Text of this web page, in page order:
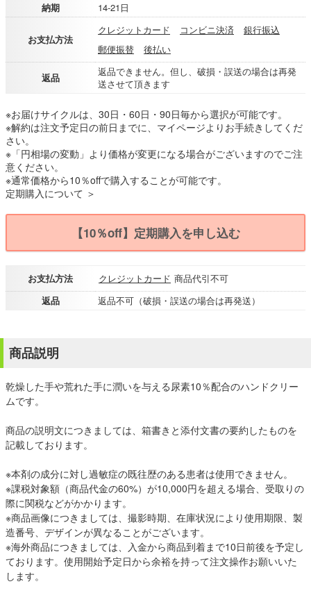
納期
14-21日
お支払方法
クレジットカード コンビニ決済
銀行振込
郵便振替
後払い
返品
返品できません。但し、破損・誤送の場合は再発
送させて頂きます
※お届けサイクルは、30日・60日・90日毎から選択が可能です。
※解約は注文予定日の前日までに、マイページよりお手続きしてくだ
さい。
※「円相場の変動」より価格が変更になる場合がございますのでご注
意ください。
※通常価格から10％offで購入することが可能です。
定期購入について ＞
【10％off】定期購入を申し込む
お支払方法 クレジットカード 商品代引不可
返品
返品不可（破損・誤送の場合は再発送）
商品説明
乾燥した手や荒れた手に潤いを与える尿素10％配合のハンドクリー
ムです。
商品の説明文につきましては、箱書きと添付文書の要約したものを
記載しております。
※本剤の成分に対し過敏症の既往歴のある患者は使用できません。
※課税対象額（商品代金の60%）が10,000円を超える場合、受取りの
際に関税などがかかります。
※商品画像につきましては、撮影時期、在庫状況により使用期限、製
造番号、デザインが異なることがございます。
※海外商品につきましては、入金から商品到着まで10日前後を予定し
ております。使用開始予定日から余裕を持って注文操作お願いいた
します。